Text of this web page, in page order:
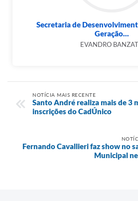
Secretaria de
Geração...
EVANDRO
NOTÍCIA MAIS RECENTE
Santo André realiza mais de 3
inscrições do CadÚnico
Fernando Cavallieri faz show no
Municipal